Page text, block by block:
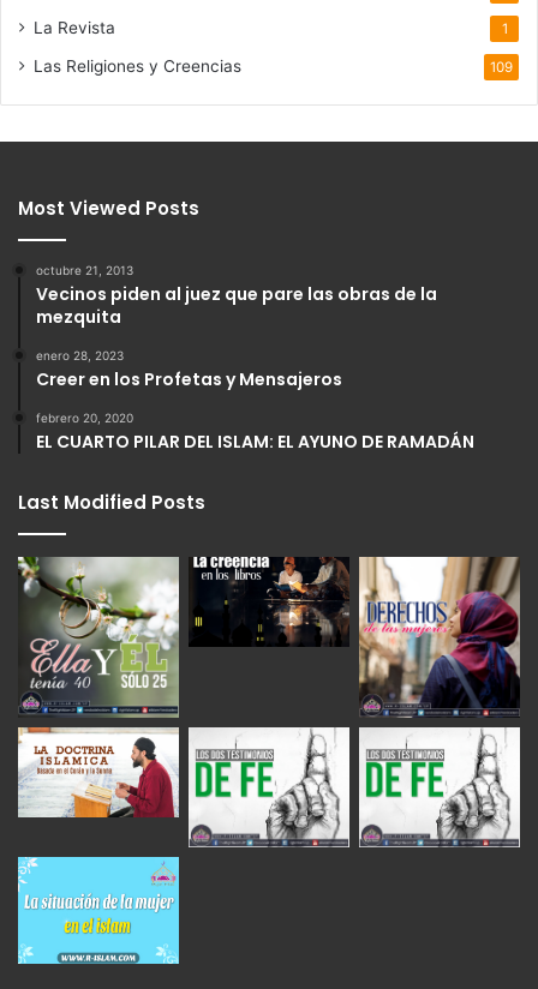
La Revista 1
Las Religiones y Creencias 109
Most Viewed Posts
octubre 21, 2013
Vecinos piden al juez que pare las obras de la
mezquita
enero 28, 2023
Creer en los Profetas y Mensajeros
febrero 20, 2020
EL CUARTO PILAR DEL ISLAM: EL AYUNO DE RAMADÁN
Last Modified Posts